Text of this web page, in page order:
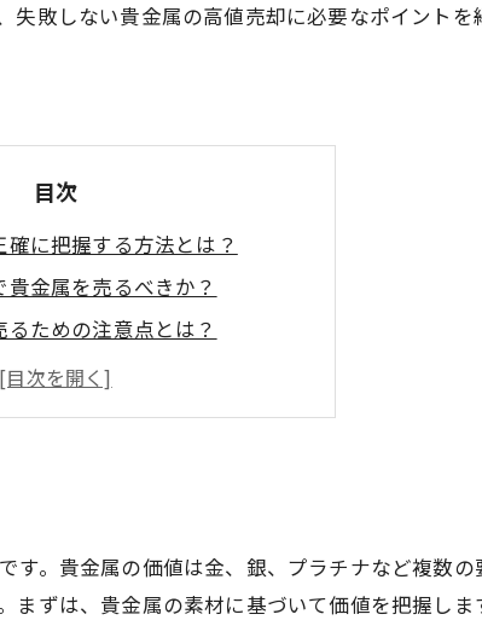
敗しない貴金属の高値売却に必要なポイントを
目次
に把握する方法とは？
貴金属を売るべきか？
ための注意点とは？
。貴金属の価値は金、銀、プラチナなど複数の
ずは、貴金属の素材に基づいて価値を把握し